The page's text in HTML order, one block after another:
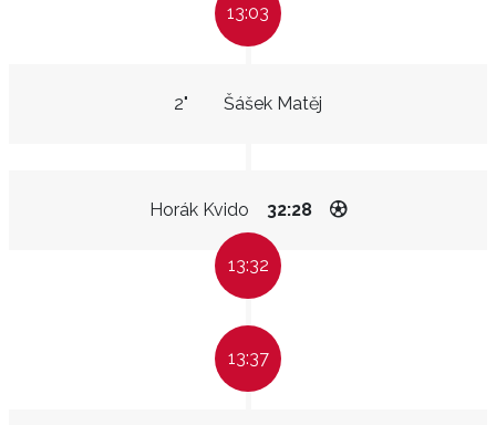
13:03
Šášek Matěj
2"
Horák Kvido 32:28
13:32
13:37